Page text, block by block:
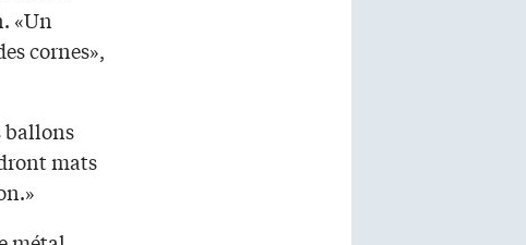
«Un
cornes»,
ballons
mats